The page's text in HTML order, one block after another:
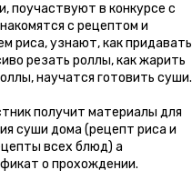
поучаствуют в конкурсе с
с рецептом и
риса, узнают, как придавать
резать роллы, как жарить
научатся готовить суши.
получит материалы для
суши дома (рецепт риса и
всех блюд) а
о прохождении.